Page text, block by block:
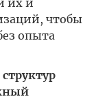
их и
чтобы
опыта